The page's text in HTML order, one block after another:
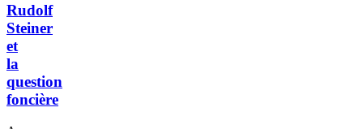
Rudolf
Steiner
et
la
question
foncière